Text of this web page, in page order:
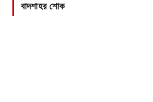
বাদশাহর শোক